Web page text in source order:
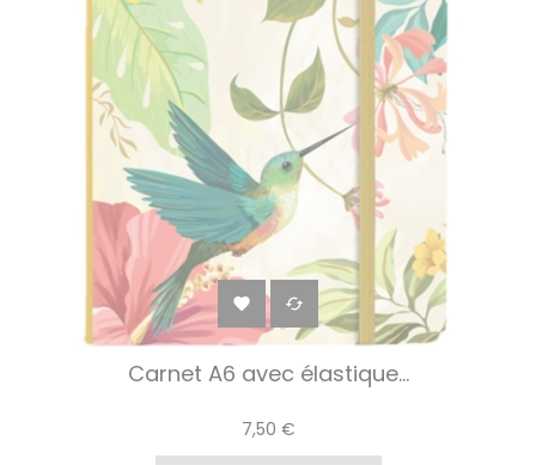
 
Carnet A6 avec élastique...
7,50 €